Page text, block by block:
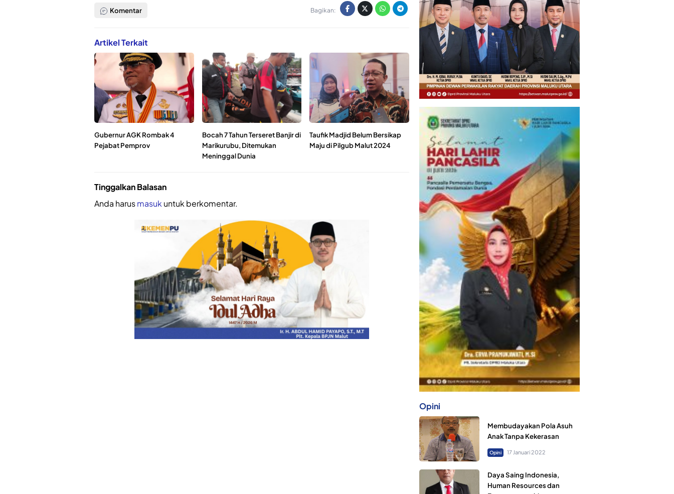
Komentar Bagikan:
Artikel Terkait
Gubernur AGK Rombak 4
Pejabat Pemprov
Bocah 7 Tahun Terseret Banjir di
Marikurubu, Ditemukan
Meninggal Dunia
Taufik Madjid Belum Bersikap
Maju di Pilgub Malut 2024
Tinggalkan Balasan
Anda harusmasukuntuk berkomentar.
Opini
Membudayakan Pola Asuh
Anak Tanpa Kekerasan
Opini 17 Januari 2022
Daya Saing Indonesia,
Human Resources dan